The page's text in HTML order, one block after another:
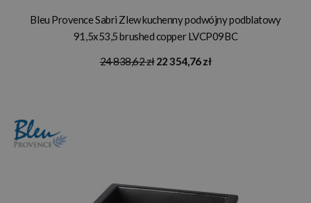
Bleu Provence Sabri Zlew kuchenny podwójny podblatowy
91,5x53,5 brushed copper LVCP09BC
24 838,62 zł 22 354,76 zł